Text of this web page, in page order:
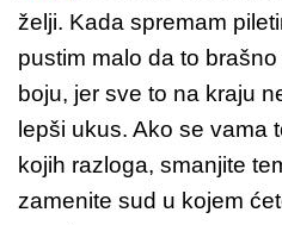
želji. Kada spremam
pustim malo da to
boju, jer sve to na kraju
lepši ukus. Ako se vama
kojih razloga, smanjite
zamenite sud u kojem